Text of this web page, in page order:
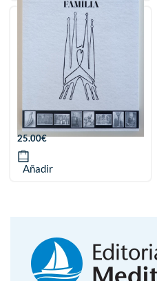
Subirachs en la Sagrada
Família. Dibujos de taller
25.00€
Añadir